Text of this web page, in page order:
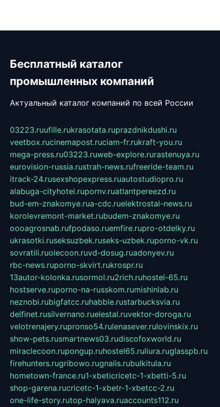
Бесплатный каталог
промышленных компаний
Актуальный каталог компаний по всей России
03223.ruufille.rukrasotata.ruprazdnikdushi.ru
veetbox.rucinemapost.ruciam-fr.rukraft-you.ru
mega-press.ru03223.ruweb-explore.rurastenuya.ru
eurovision-russia.rustrah-news.rufreeride-team.ru
itrack-24.rusexshopexpress.ruautostudiopro.ru
alabuga-cityhotel.rupornv.ruatlantpereezd.ru
bud-em-znakomye.rua-cdc.ruelektrostal-news.ru
korolevremont-market.rubudem-znakomye.ru
oooagrosnab.rufpodaso.ruemfire.rupro-otdelky.ru
ukrasotki.ruseksuzbek.ruseks-uzbek.ruporno-vk.ru
sovratili.ruolecoon.ruvd-dosug.ruadonyev.ru
rbc-news.ruporno-skvirt.rukrospr.ru
13autor-kolonka.rusormol.ru2rich.ruhostel-65.ru
hostserve.ruporno-na-russkom.rumishinlab.ru
neznobi.rubigfatcc.ruhabble.rustarbucksvia.ru
delfinet.rusilvernano.ruelestal.ruvektor-doroga.ru
velotrenajery.rupronso54.rulenasever.rulovinskix.ru
show-pets.rusmartnews03.rudiscofoxworld.ru
miraclecoon.rupongup.ruhostel65.ruliura.ruglasspb.ru
firehunters.rugribowo.rugnalis.rubulkitula.ru
hometown-france.ru1-xbeticricetc-1-xbetti-5.ru
shop-garena.rucricetc-1-xbetr-1-xbetcc-2.ru
one-life-story.rutop-halyava.ruaccounts112.ru